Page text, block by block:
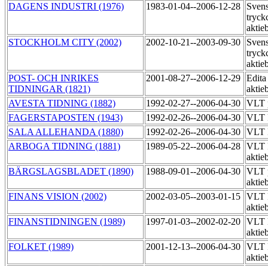
DAGENS INDUSTRI (1976)
1983-01-04--2006-12-28
STOCKHOLM CITY (2002)
2002-10-21--2003-09-30
POST- OCH INRIKES
TIDNINGAR (1821)
2001-08-27--2006-12-29
AVESTA TIDNING (1882)
1992-02-27--2006-04-30 VLT
FAGERSTAPOSTEN (1943)
1992-02-26--2006-04-30 VLT
SALA ALLEHANDA (1880)
1992-02-26--2006-04-30 VLT
ARBOGA TIDNING (1881)
1989-05-22--2006-04-28 VLT
BÄRGSLAGSBLADET (1890)
1988-09-01--2006-04-30 VLT
FINANS VISION (2002)
2002-03-05--2003-01-15 VLT
FINANSTIDNINGEN (1989)
1997-01-03--2002-02-20 VLT
FOLKET (1989)
2001-12-13--2006-04-30 VLT